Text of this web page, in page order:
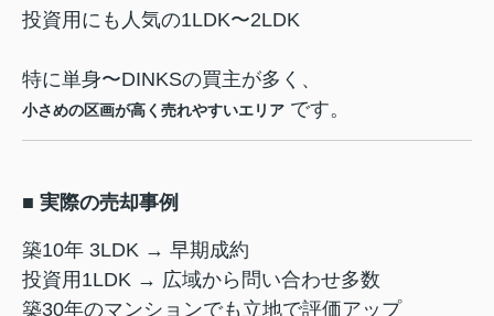
投資用にも人気の1LDK〜2LDK
特に単身〜DINKSの買主が多く、
小さめの区画が高く売れやすいエリア です。
■ 実際の売却事例
築10年 3LDK → 早期成約
投資用1LDK → 広域から問い合わせ多数
築30年のマンションでも立地で評価アップ